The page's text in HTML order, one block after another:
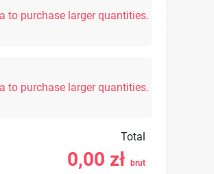
to purchase larger quantities.
to purchase larger quantities.
Total
0,00 zł brut